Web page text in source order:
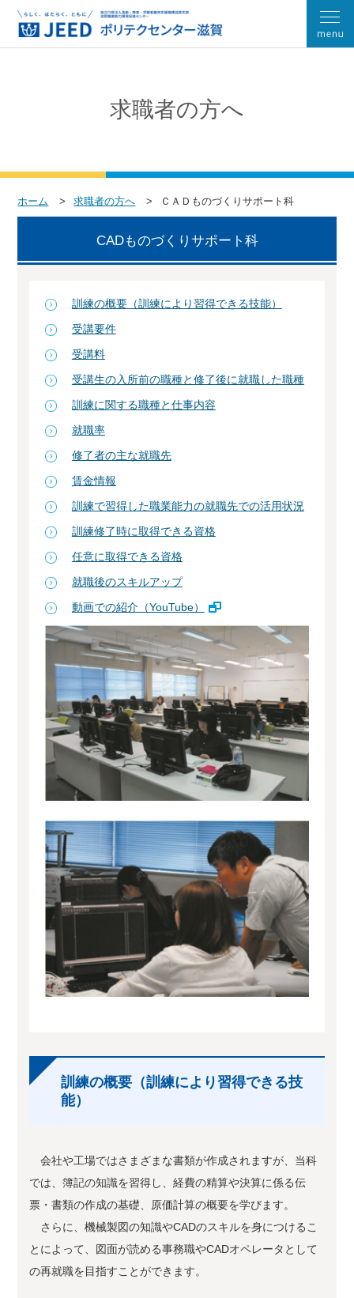
求職者の方へ
ホーム 求職者の方へ ＣＡＤものづくりサポート科
CADものづくりサポート科
訓練の概要（訓練により習得できる技能）
受講要件
受講料
受講生の入所前の職種と修了後に就職した職種
訓練に関する職種と仕事内容
就職率
修了者の主な就職先
賃金情報
訓練で習得した職業能力の就職先での活用状況
訓練修了時に取得できる資格
任意に取得できる資格
就職後のスキルアップ
動画での紹介（YouTube）
訓練の概要（訓練により習得できる技
能）
会社や工場ではさまざまな書類が作成されますが、当科
では、簿記の知識を習得し、経費の精算や決算に係る伝
票・書類の作成の基礎、原価計算の概要を学びます。
さらに、機械製図の知識やCADのスキルを身につけるこ
とによって、図面が読める事務職やCADオペレータとして
の再就職を目指すことができます。